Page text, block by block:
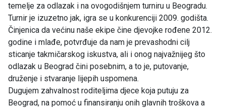
temelje za odlazak i na ovogodišnjem turniru u Beogradu.
Turnir je izuzetno jak, igra se u konkurenciji 2009. godišta.
Činjenica da većinu naše ekipe čine djevojke rođene 2012.
godine i mlađe, potvrđuje da nam je prevashodni cilj
sticanje takmičarskog iskustva, ali i onog najvažnijeg što
odlazak u Beograd čini posebnim, a to je, putovanje,
druženje i stvaranje lijepih uspomena.
Dugujem zahvalnost roditeljima djece koja putuju za
Beograd, na pomoć u finansiranju onih glavnih troškova a